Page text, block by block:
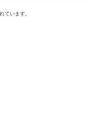
ています。